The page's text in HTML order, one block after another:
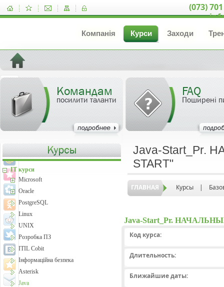
(073)
Компанія Курси Заходи
Командам
посилити таланти
FAQ
Поширені
Java-Start_Pr.
START"
ГЛАВНАЯ Курсы |
Java-Start_Pr.
Код курса:
Длительность:
Ближайшие даты:
IT курси
Microsoft
Oracle
PostgreSQL
Linux
UNIX
Розробка ПЗ
ITIL Cobit
Інформаційна безпека
Asterisk
Java